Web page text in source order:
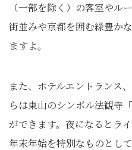
（一部を除く）の客室やル
街並みや京都を囲む緑豊か
ますよ。
また、ホテルエントランス
らは東山のシンボル法観寺
ができます。夜になるとラ
年末年始を特別なものとし